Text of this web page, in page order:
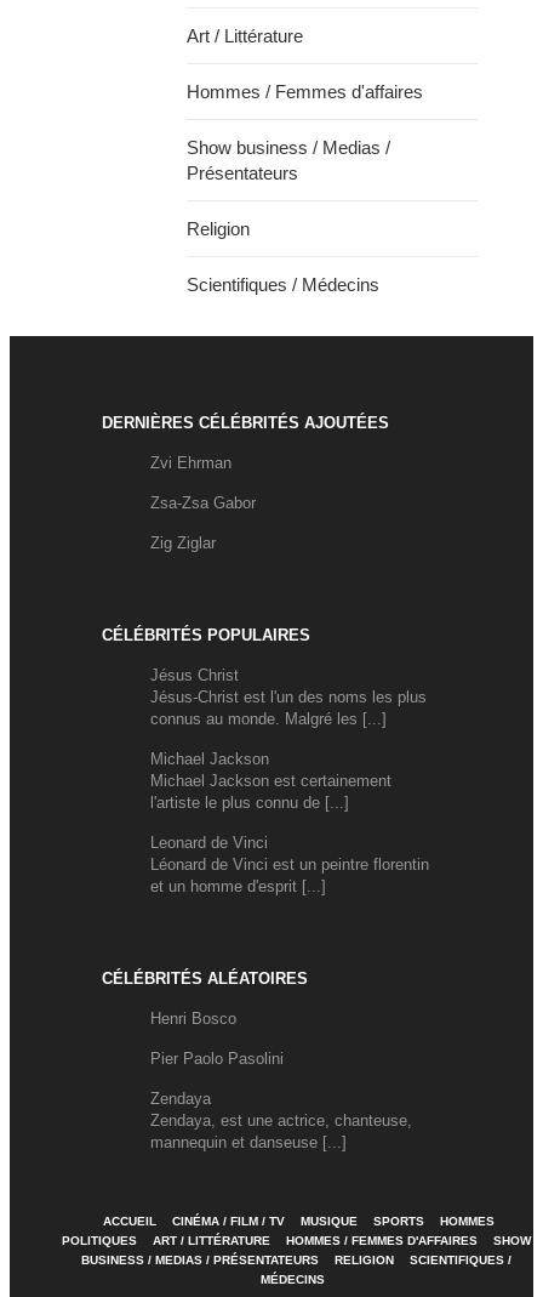
Art / Littérature
Hommes / Femmes d'affaires
Show business / Medias /
Présentateurs
Religion
Scientifiques / Médecins
DERNIÈRES CÉLÉBRITÉS AJOUTÉES
Zvi Ehrman
Zsa-Zsa Gabor
Zig Ziglar
CÉLÉBRITÉS POPULAIRES
Jésus Christ
Jésus-Christ est l'un des noms les plus
connus au monde. Malgré les [...]
Michael Jackson
Michael Jackson est certainement
l'artiste le plus connu de [...]
Leonard de Vinci
Léonard de Vinci est un peintre florentin
et un homme d'esprit [...]
CÉLÉBRITÉS ALÉATOIRES
Henri Bosco
Pier Paolo Pasolini
Zendaya
Zendaya, est une actrice, chanteuse,
mannequin et danseuse [...]
ACCUEIL CINÉMA / FILM / TV MUSIQUE SPORTS
HOMMES
POLITIQUES
ART / LITTÉRATURE HOMMES / FEMMES D'AFFAIRES
SHOW
BUSINESS / MEDIAS / PRÉSENTATEURS
RELIGION
SCIENTIFIQUES /
MÉDECINS